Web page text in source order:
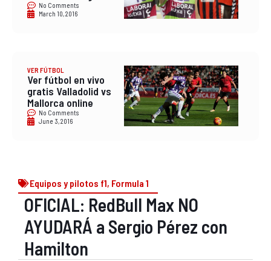
No Comments
March 10, 2016
VER FÚTBOL
Ver fútbol en vivo
gratis Valladolid vs
Mallorca online
No Comments
June 3, 2016
Equipos y pilotos f1, Formula 1
OFICIAL: RedBull Max NO
AYUDARÁ a Sergio Pérez con
Hamilton